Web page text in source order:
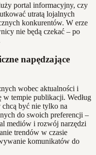
portal informacyjny, czy
utratą lojalnych
konkurentów. W erze
nie będą czekać – po
napędzające
wobec aktualności i
w tempie publikacji. Według
być nie tylko na
do swoich preferencji –
mediów i rozwój narzędzi
trendów w czasie
komunikatów do